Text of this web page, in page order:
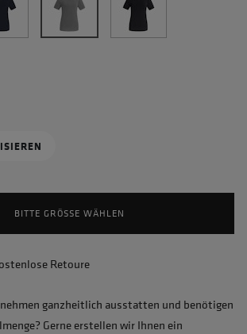
BITTE GRÖSSE WÄHLEN
Retoure
ganzheitlich ausstatten und benötigen
Gerne erstellen wir Ihnen ein